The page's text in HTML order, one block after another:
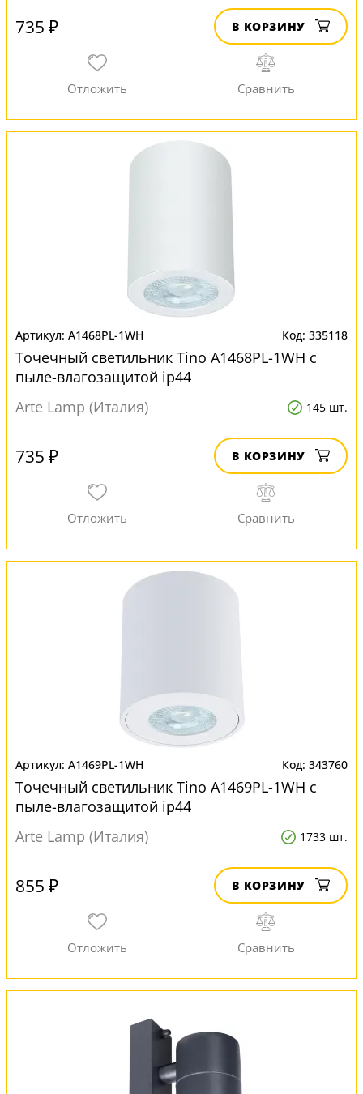
735 ₽ В КОРЗИНУ
A1468PL-1WH 335118
Точечный светильник Tino A1468PL-1WH с
пыле-влагозащитой ip44
Arte Lamp (Италия)
145 шт.
735 ₽ В КОРЗИНУ
A1469PL-1WH 343760
Точечный светильник Tino A1469PL-1WH с
пыле-влагозащитой ip44
Arte Lamp (Италия)
1733 шт.
855 ₽ В КОРЗИНУ